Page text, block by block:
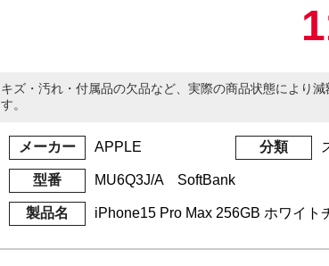
キズ・汚れ・付属品の欠品など、実際の商品状態により
す。
メーカー APPLE 分類
型番 MU6Q3J/A SoftBank
製品名 iPhone15 Pro Max 256GB ホワイト